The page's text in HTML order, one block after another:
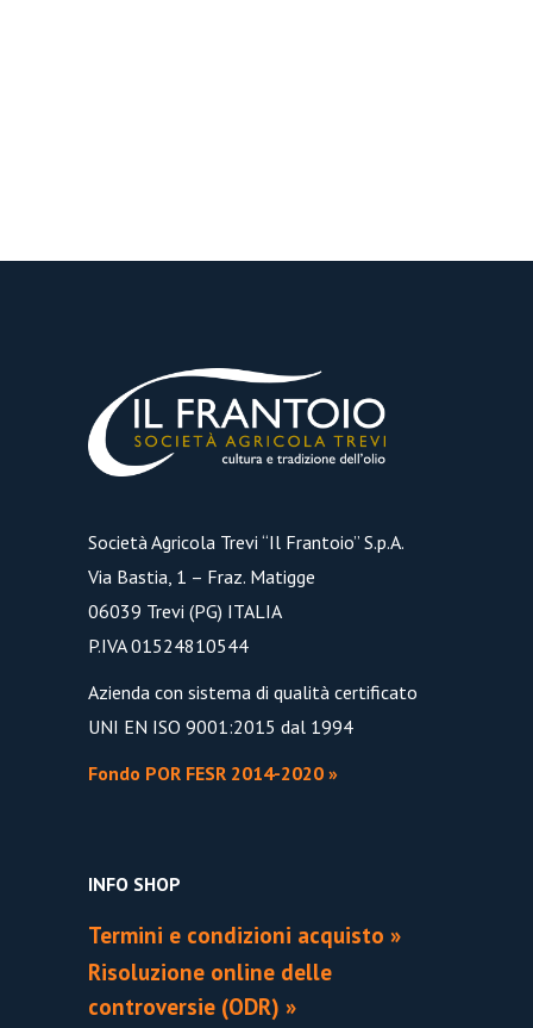
Società Agricola Trevi “Il Frantoio” S.p.A.
Via Bastia, 1 – Fraz. Matigge
06039 Trevi (PG) ITALIA
P.IVA 01524810544
Azienda con sistema di qualità certificato
UNI EN ISO 9001:2015 dal 1994
Fondo POR FESR 2014-2020 »
INFO SHOP
Termini e condizioni acquisto »
Risoluzione online delle
controversie (ODR) »